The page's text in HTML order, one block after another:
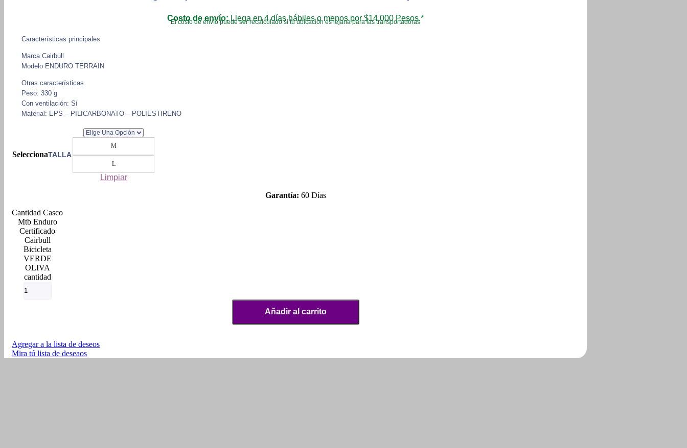
Costo de envío: Llega en 4 días hábiles o menos por $14.000 Pesos.*
El costo de envío puede ser recalculado si tu ubicación es lejana para las transportadoras
Características principales
Marca Cairbull
Modelo ENDURO TERRAIN
Otras características
Peso: 330 g
Con ventilación: Sí
Material: EPS – PILICARBONATO – POLIESTIRENO
TALLA
M
L
Limpiar
Garantía: 60 Días
Casco
Mtb Enduro
Certificado
Cairbull
Bicicleta
VERDE
OLIVA
cantidad
Añadir al carrito
Agregar a la lista de deseos
Mira tú lista de deseaos